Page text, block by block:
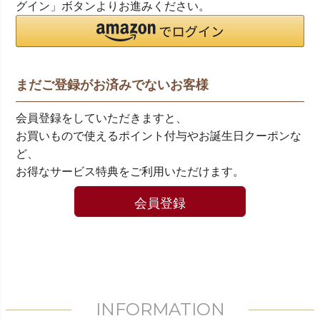
グイン」ボタンよりお進みください。
まだご登録がお済みでないお客様
会員登録をしていただきますと、
お買いもので使えるポイント付与やお誕生日クーポンな
ど、
お得なサービス特典をご利用いただけます。
会員登録
INFORMATION